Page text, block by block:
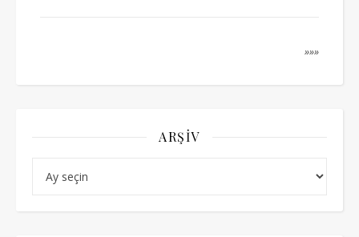
»»»
ARŞIV